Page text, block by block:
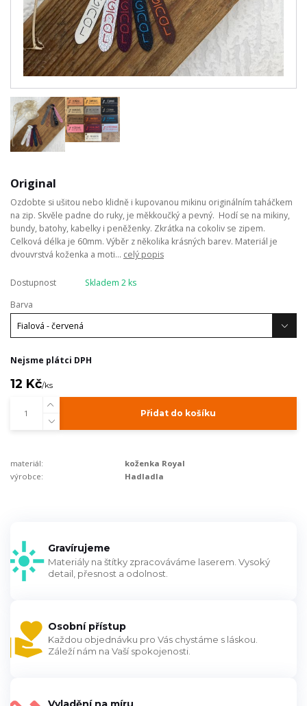
Original
Ozdobte si ušitou nebo klidně i kupovanou mikinu originálním taháčkem
na zip. Skvěle padne do ruky, je měkkoučký a pevný. Hodí se na mikiny,
bundy, batohy, kabelky i peněženky. Zkrátka na cokoliv se zipem.
Celková délka je 60mm. Výběr z několika krásných barev. Materiál je
dvouvrstvá koženka a moti... celý popis
Dostupnost
Skladem 2 ks
Barva
Nejsme plátci DPH
12 Kč/ks
Přidat do košíku
materiál:
koženka Royal
výrobce:
Hadladla
Gravírujeme
Materiály na štítky zpracováváme laserem. Vysoký
detail, přesnost a odolnost.
Osobní přístup
Každou objednávku pro Vás chystáme s láskou.
Záleží nám na Vaší spokojenosti.